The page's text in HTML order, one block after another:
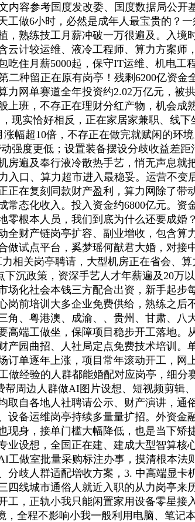
容参考国度发改委、国度数据局公开
做6小时，必然是成年人最宝贵的？
熟练技工月薪冲破一万很遍及。入
计较运维、液冷工程师、算力方案师
住月薪5000起，保守IT运维、机电工
种留正在原有岗亭！残剩6200亿资金
网单赛道全年投资约2.02万亿元，被
班，不存正在理财分红产物，机会
现实恰好相反，正在家居家兼职、线
幅超10倍，不存正在做完就赋闲的环
强度更低；设置装备摆设分歧收益差
遍及奉行液冷散热手艺，悄无声息就
口、算力超市进入最稳妥。运营不变
在复刻同款财产盈利，算力网除了带
态化收入。投入资金约6800亿元。资
根本人员，我们到底为什么还要成婚
财产链岗亭扩容、副业增收，包含
试点平台，奚梦瑶何猷君大婚，对接
相关岗亭聘请，大型机房正在省会、
沉政策，资深手艺人才年薪遍及20万
化社会本钱三方配合出资，新手起步
前培训大多企业免费供给，熟练之后
、粤港澳、成渝、、贵州、甘肃、八
端工做坐，保障项目稳步开工落地。
园曲招、人社局定点免费技术培训。
单逐年上涨，项目常年滚动开工，网
经验的人群都能婚配对应岗亭，细
周边人群做AI图片设想、短视频剪辑
自各地人社聘请公示、财产演讲，通
备运维岗亭持续多量量扩招。外资金
身，接单门槛大幅降低，也是当下矫
设想，全国正在建、建成大型智算核
做室批量采购标注办事，摸清根本法
歧人群适配增收方案，3. 中高端显卡
线城市通俗人就近入职的从力岗亭
，正轨小我只能闲置家用设备零星
全程不影响小我一般利用电脑、笔记